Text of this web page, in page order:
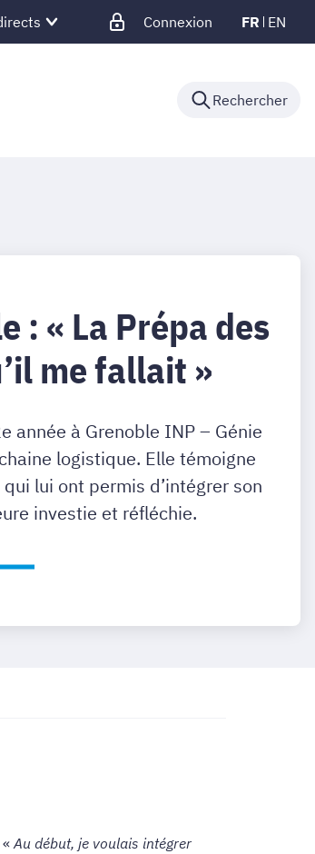
Connexion FR EN
Rechercher
: « La Prépa des
me fallait »
année à Grenoble INP – Génie
logistique. Elle témoigne
lui ont permis d’intégrer son
investie et réfléchie.
Au début, je voulais intégrer